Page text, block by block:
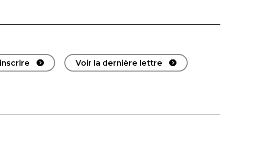
Voir la dernière lettre